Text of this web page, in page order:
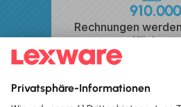
910.000
Rechnungen
per Klick